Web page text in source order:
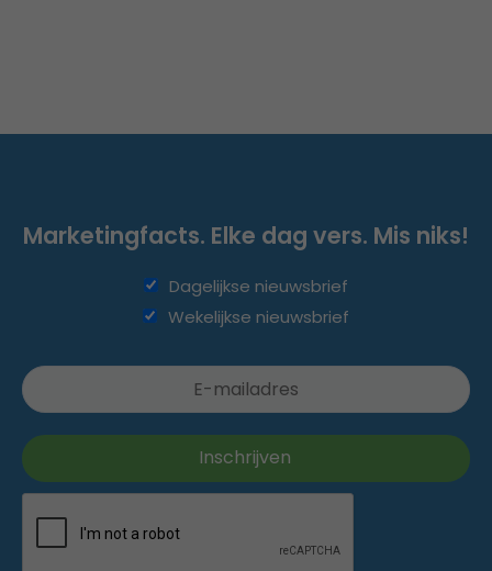
Marketingfacts. Elke dag vers. Mis niks!
Dagelijkse nieuwsbrief
Wekelijkse nieuwsbrief